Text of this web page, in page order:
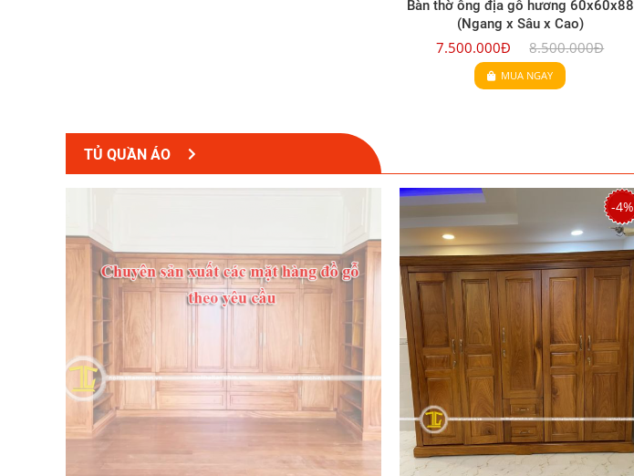
Bàn thờ ông địa gỗ hương 60x60x88
(Ngang x Sâu x Cao)
7.500.000Đ 8.500.000Đ
MUA NGAY
TỦ QUẦN ÁO
-4%